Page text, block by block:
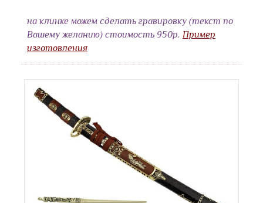
на клинке можем сделать гравировку (текст по
Вашему желанию) стоимость 950р. Пример
изготовления